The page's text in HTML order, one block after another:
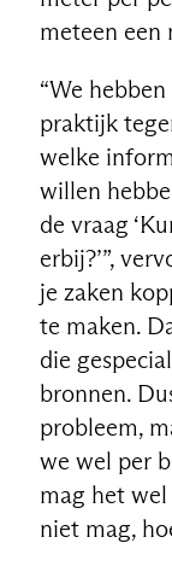
meteen een
“We
praktijk
welke
willen
de vraag
erbij?’”,
je zaken
te maken.
die
bronnen.
probleem,
we wel per
mag het
niet mag,